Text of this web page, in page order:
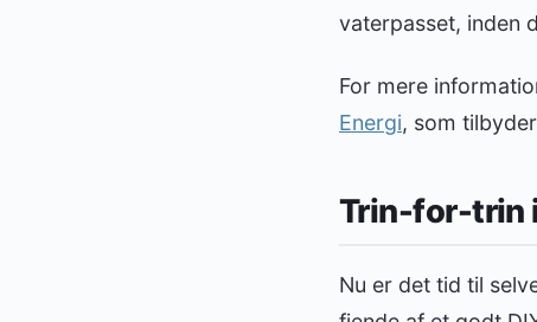
vaterpasset, inden
For mere
Energi, som
Trin-for-trin
Nu er det tid til